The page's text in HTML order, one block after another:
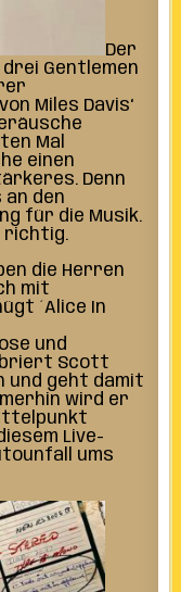
Der
Gentlemen
Miles Davis‘
Mal
einen
Denn
den
für die Musik.
richtig.
die Herren
mit
´Alice In
und
Scott
und geht damit
wird er
Live-
ums